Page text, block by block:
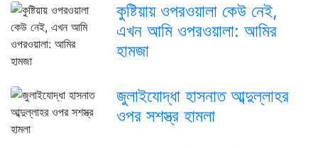
কুষ্টিয়ায় ওপরওয়ালা কেউ নেই,
এখন আমি ওপরওয়ালা: আমির
হামজা
জুলাইযোদ্ধা হাসনাত আব্দুল্লাহর
ওপর সশস্ত্র হামলা